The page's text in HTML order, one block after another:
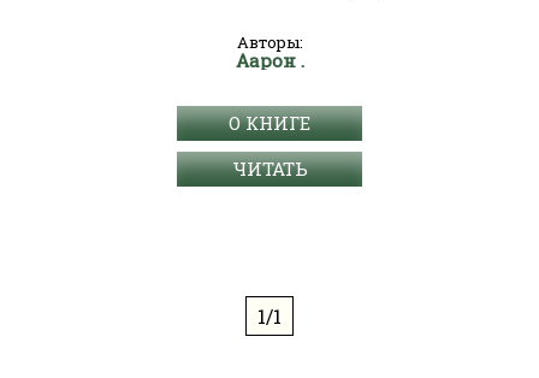
Авторы:
Аарон .
О КНИГЕ
ЧИТАТЬ
1/1